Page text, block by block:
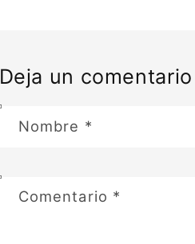
Deja un comentario
Nombre *
Comentario *